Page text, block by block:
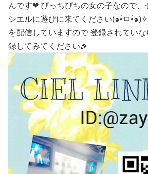
んです❤ ぴっちぴちの女の子なので、
シエルに遊びに来てください(๑•̀ㅁ•́๑
を配信していますので 登録されてい
録してみてください🎉